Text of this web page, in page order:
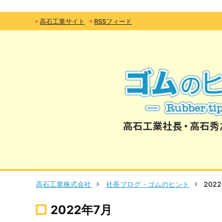
高石工業サイト RSSフィード
高石工業株式会社 社長ブログ・ゴムのヒント
2022年7月